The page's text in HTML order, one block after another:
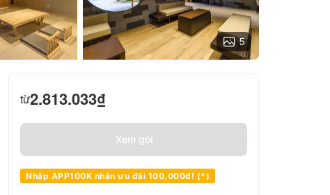
5
₫
2.813.033
từ
Xem gói
Nhập APP100K nhận ưu đãi 100,000đ! (*)